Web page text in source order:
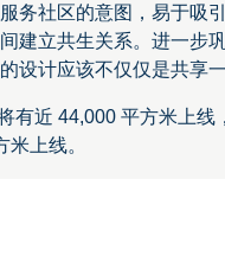
务社区的意图，易于吸
建立共生关系。进一步
设计应该不仅仅是共享一
有近 44,000 平方米上线
上线。